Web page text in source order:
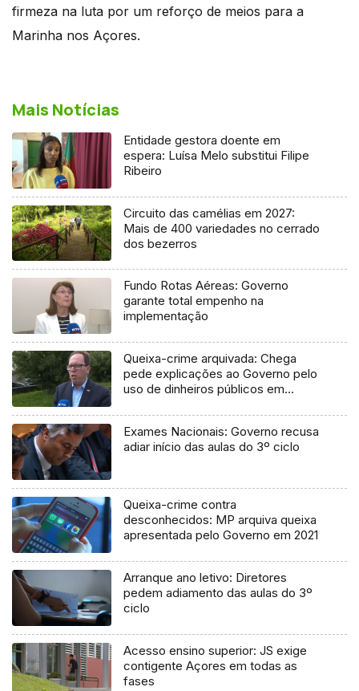
firmeza na luta por um reforço de meios para a
Marinha nos Açores.
Mais Notícias
Entidade gestora doente em
espera: Luísa Melo substitui Filipe
Ribeiro
Circuito das camélias em 2027:
Mais de 400 variedades no cerrado
dos bezerros
Fundo Rotas Aéreas: Governo
garante total empenho na
implementação
Queixa-crime arquivada: Chega
pede explicações ao Governo pelo
uso de dinheiros públicos em
Exames Nacionais: Governo recusa
adiar início das aulas do 3º ciclo
Queixa-crime contra
desconhecidos: MP arquiva queixa
apresentada pelo Governo em 2021
Arranque ano letivo: Diretores
pedem adiamento das aulas do 3º
ciclo
Acesso ensino superior: JS exige
contigente Açores em todas as
fases